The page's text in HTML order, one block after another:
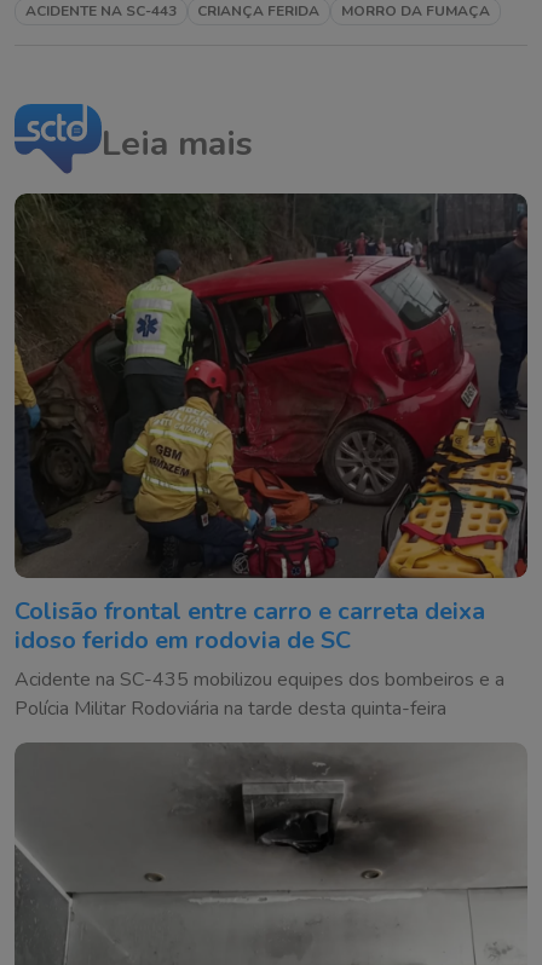
ACIDENTE NA SC-443 CRIANÇA FERIDA MORRO DA FUMAÇA
Leia mais
Colisão frontal entre carro e carreta deixa
idoso ferido em rodovia de SC
Acidente na SC-435 mobilizou equipes dos bombeiros e a
Polícia Militar Rodoviária na tarde desta quinta-feira